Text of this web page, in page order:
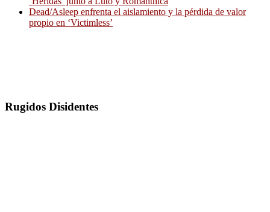
Dead/Asleep enfrenta el aislamiento y la pérdida de valor
propio en ‘Victimless’
Rugidos Disidentes